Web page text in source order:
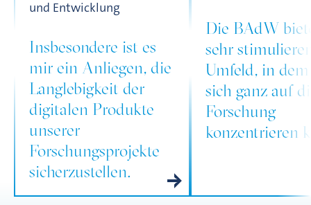
und Entwicklung
Insbesondere ist es
mir ein Anliegen, die
Langlebigkeit der
digitalen Produkte
unserer
Forschungsprojekte
sicherzustellen.
Die BAdW
sehr
Umfeld, in
sich ganz auf
Forschung
konzentrieren